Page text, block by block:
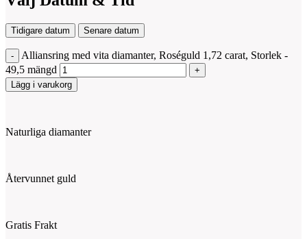
Tidigare datum Senare datum
Alliansring med vita diamanter, Roséguld 1,72 carat, Storlek -
49,5 mängd
Lägg i varukorg
Naturliga diamanter
Återvunnet guld
Gratis Frakt